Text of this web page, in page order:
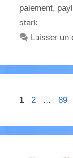
paiement,
stark
Laisser un
Page
1 Page
2 … 89